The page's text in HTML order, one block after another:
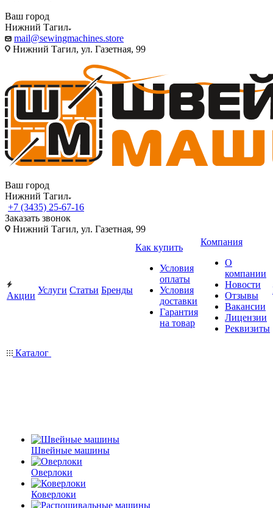
Ваш город
Нижний Тагил
mail@sewingmachines.store
Нижний Тагил, ул. Газетная, 99
Ваш город
Нижний Тагил
+7 (3435) 25-67-16
Заказать звонок
Нижний Тагил, ул. Газетная, 99
Акции
Услуги Статьи Бренды
Как купить
Условия
оплаты
Условия
доставки
Гарантия
на товар
Компания
О
компании
Новости
Отзывы
Вакансии
Лицензии
Реквизиты
Каталог
Швейные машины
Оверлоки
Коверлоки